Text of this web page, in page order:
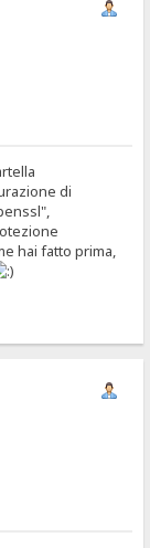
di
hai fatto prima,